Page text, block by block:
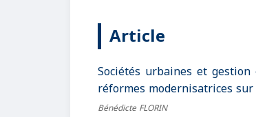
Article
Sociétés urbaines et
réformes modernisatrices
Bénédicte FLORIN